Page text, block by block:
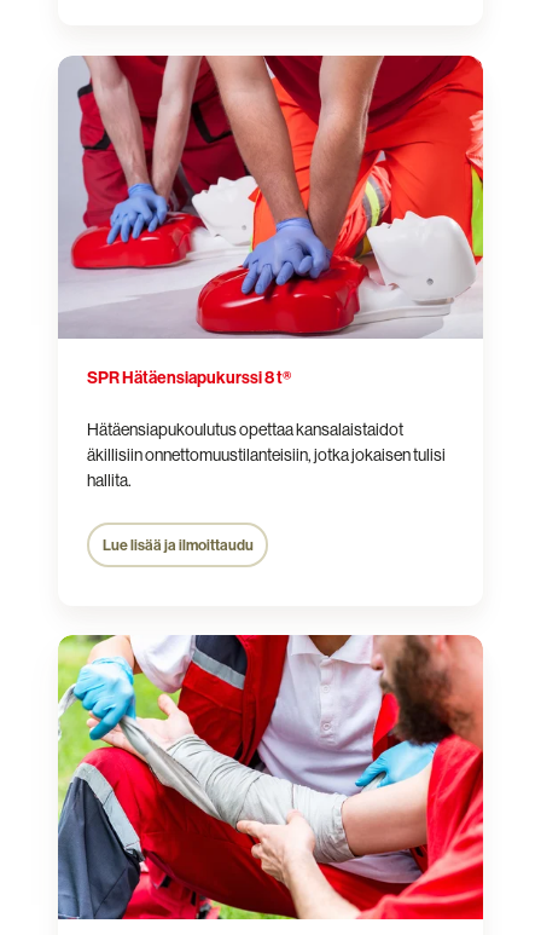
SPR
Hätäensiapukurssi
SPR Hätäensiapukurssi 8 t®
Hätäensiapukoulutus opettaa kansalaistaidot
äkillisiin onnettomuustilanteisiin, jotka jokaisen tulisi
hallita.
Lue lisää ja ilmoittaudu
SPR
Ensiapukurssi
EA1®